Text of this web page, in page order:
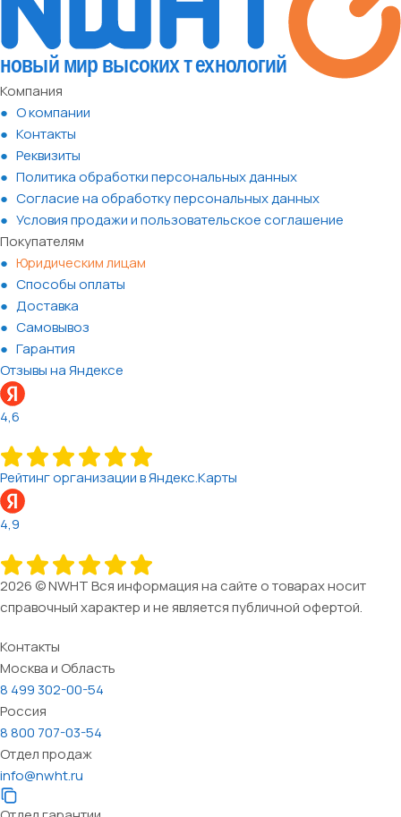
Компания
О компании
Контакты
Реквизиты
Политика обработки персональных данных
Согласие на обработку персональных данных
Условия продажи и пользовательское соглашение
Покупателям
Юридическим лицам
Способы оплаты
Доставка
Самовывоз
Гарантия
Отзывы на Яндексе
4,6
Рейтинг организации в Яндекс.Карты
4,9
2026 © NWHT Вся информация на сайте о товарах носит
справочный характер и не является публичной офертой.
Контакты
Москва и Область
8 499 302-00-54
Россия
8 800 707-03-54
Отдел продаж
info@nwht.ru